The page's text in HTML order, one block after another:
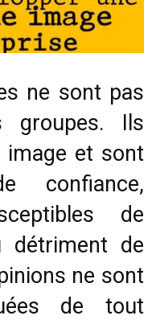
ne sont pas
groupes. Ils
image et sont
confiance,
de
de
ne sont
de tout